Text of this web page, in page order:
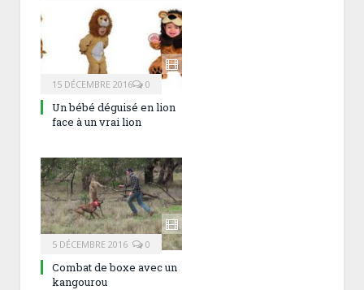
15 DÉCEMBRE 2016 0
Un bébé déguisé en lion
face à un vrai lion
5 DÉCEMBRE 2016 0
Combat de boxe avec un
kangourou